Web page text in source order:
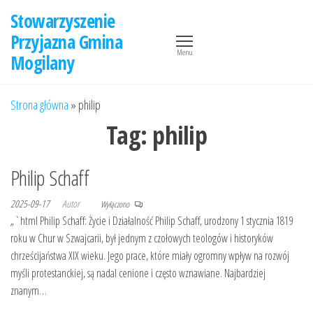
treści
Stowarzyszenie
Przyjazna Gmina
Mogilany
Menu
Strona główna » philip
Tag: philip
Philip Schaff
2025-09-17 Autor Wyłączono
„`html Philip Schaff: Życie i Działalność Philip Schaff, urodzony 1 stycznia 1819
roku w Chur w Szwajcarii, był jednym z czołowych teologów i historyków
chrześcijaństwa XIX wieku. Jego prace, które miały ogromny wpływ na rozwój
myśli protestanckiej, są nadal cenione i często wznawiane. Najbardziej
znanym…